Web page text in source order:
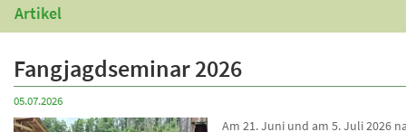
Artikel
Fangjagdseminar 2026
05.07.2026
Am 21. Juni und am 5. Juli 2026